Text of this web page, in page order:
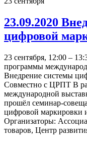
23.09.2020
цифровой
23 сентября, 12:00 –
программы
Внедрение системы
Совместно с ЦРПТ В
международной
прошёл семинар-
цифровой маркировки
Организаторы:
товаров, Центр